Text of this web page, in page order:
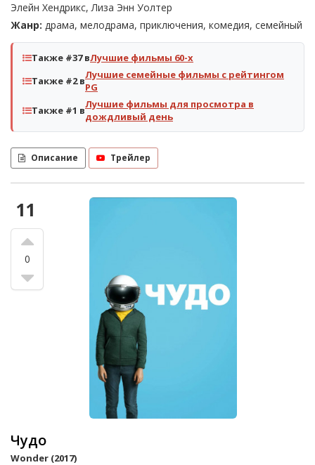
Элейн Хендрикс, Лиза Энн Уолтер
Жанр: драма, мелодрама, приключения, комедия, семейный
Также #37 вЛучшие фильмы 60-х
Также #2 вЛучшие семейные фильмы с рейтингом
PG
Также #1 вЛучшие фильмы для просмотра в
дождливый день
Описание Трейлер
11
0
Чудо
Wonder (2017)